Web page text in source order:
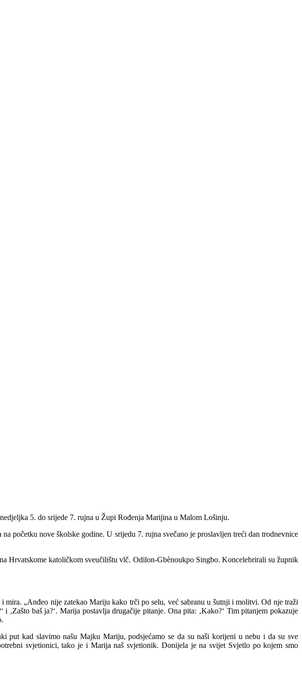
5. do srijede 7. rujna u Župi Rođenja Marijina u Malom Lošinju.
početku nove školske godine. U srijedu 7. rujna svečano je proslavljen treći dan trodnevnice
Hrvatskome katoličkom sveučilištu vlč. Odilon-Gbènoukpo Singbo. Koncelebrirali su župnik
„Anđeo nije zatekao Mariju kako trči po selu, već sabranu u šutnji i molitvi. Od nje traži
baš ja?‘. Marija postavlja drugačije pitanje. Ona pita: ‚Kako?‘ Tim pitanjem pokazuje
kad slavimo našu Majku Mariju, podsjećamo se da su naši korijeni u nebu i da su sve
svjetionici, tako je i Marija naš svjetionik. Donijela je na svijet Svjetlo po kojem smo